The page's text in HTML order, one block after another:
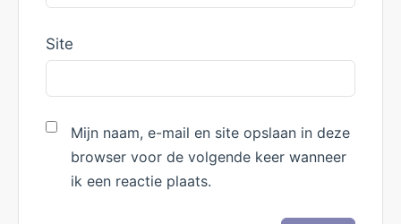
Site
Mijn naam, e-mail en site opslaan in deze
browser voor de volgende keer wanneer
ik een reactie plaats.